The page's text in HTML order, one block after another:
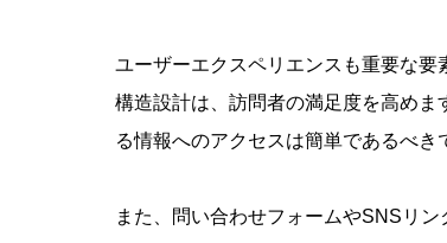
ユーザーエクスペリエンスも重要な
構造設計は、訪問者の満足度を高め
る情報へのアクセスは簡単であるべき
また、問い合わせフォームやSNSリ